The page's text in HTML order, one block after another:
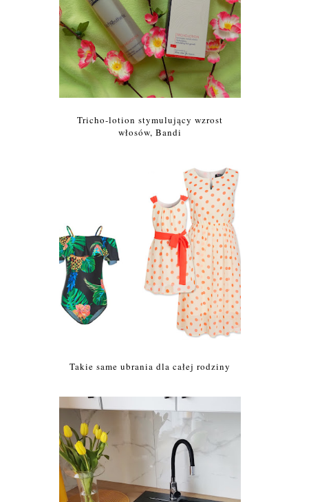
Tricho-lotion stymulujący wzrost
włosów, Bandi
Takie same ubrania dla całej rodziny